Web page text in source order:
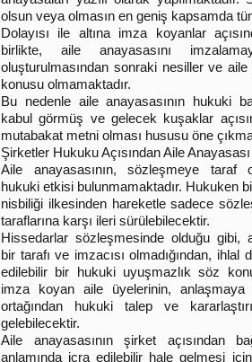
olsun veya olmasın en geniş kapsamda
Dolayısı ile altına imza koyanlar
birlikte, aile anayasasını
oluşturulmasından sonraki nesiller ve aile
konusu olmamaktadır.
Bu nedenle aile anayasasının hukuki
kabul görmüş ve gelecek kuşaklar
mutabakat metni olması hususu öne
Şirketler Hukuku Açısından Aile Anayasası
Aile anayasasının, sözleşmeye taraf
hukuki etkisi bulunmamaktadır. Hukuken
nisbiliği ilkesinden hareketle sadece
taraflarına karşı ileri sürülebilecektir.
Hissedarlar sözleşmesinde olduğu gibi,
bir tarafı ve imzacısı olmadığından,
edilebilir bir hukuki uyuşmazlık söz
imza koyan aile üyelerinin, anlaşmaya
ortağından hukuki talep ve
gelebilecektir.
Aile anayasasının şirket açısından
anlamında icra edilebilir hale gelmesi